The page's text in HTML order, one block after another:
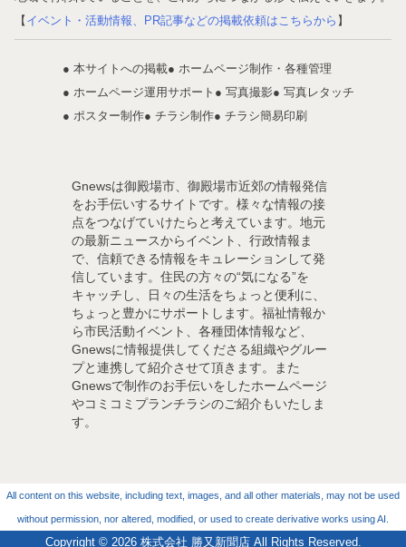
【 イベント・活動情報、PR記事などの掲載依頼はこちらから 】
● 本サイトへの掲載● ホームページ制作・各種管理
● ホームページ運用サポート ● 写真撮影● 写真レタッチ
● ポスター制作● チラシ制作● チラシ簡易印刷
Gnewsは御殿場市、御殿場市近郊の情報発信
をお手伝いするサイトです。様々な情報の接
点をつなげていけたらと考えています。地元
の最新ニュースからイベント、行政情報ま
で、信頼できる情報をキュレーションして発
信しています。住民の方々の“気になる”を
キャッチし、日々の生活をちょっと便利に、
ちょっと豊かにサポートします。福祉情報か
ら市民活動イベント、各種団体情報など、
Gnewsに情報提供してくださる組織やグルー
プと連携して紹介させて頂きます。また
Gnewsで制作のお手伝いをしたホームページ
やコミコミプランチラシのご紹介もいたしま
す。
All content on this website, including text, images, and all other materials, may not be used
without permission, nor altered, modified, or used to create derivative works using AI.
Copyright © 2026 株式会社 勝又新聞店All Rights Reserved.